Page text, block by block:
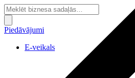
Piedāvājumi
E-veikals